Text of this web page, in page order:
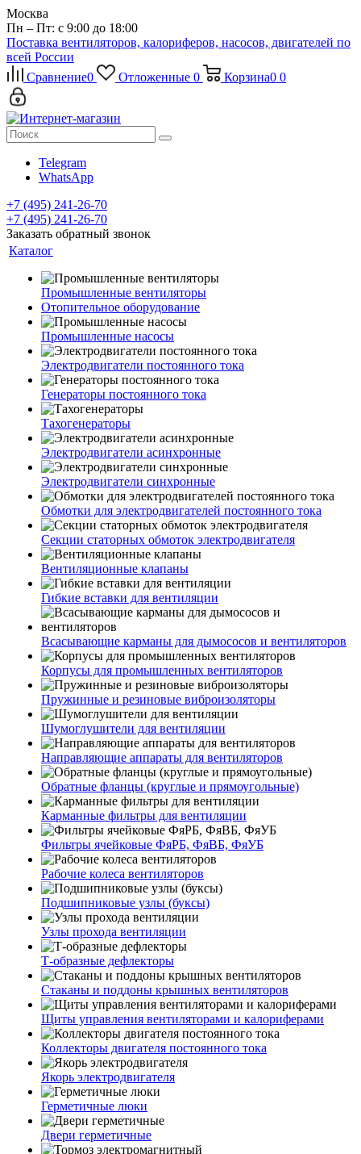
Москва
Пн – Пт: с 9:00 до 18:00
Поставка вентиляторов, калориферов, насосов, двигателей по
всей России
Сравнение0 Отложенные 0 Корзина0 0
Telegram
WhatsApp
+7 (495) 241-26-70
+7 (495) 241-26-70
Заказать обратный звонок
Каталог
Промышленные вентиляторы
Отопительное оборудование
Промышленные насосы
Электродвигатели постоянного тока
Генераторы постоянного тока
Тахогенераторы
Электродвигатели асинхронные
Электродвигатели синхронные
Обмотки для электродвигателей постоянного тока
Секции статорных обмоток электродвигателя
Вентиляционные клапаны
Гибкие вставки для вентиляции
Всасывающие карманы для дымососов и вентиляторов
Корпусы для промышленных вентиляторов
Пружинные и резиновые виброизоляторы
Шумоглушители для вентиляции
Направляющие аппараты для вентиляторов
Обратные фланцы (круглые и прямоугольные)
Карманные фильтры для вентиляции
Фильтры ячейковые ФяРБ, ФяВБ, ФяУБ
Рабочие колеса вентиляторов
Подшипниковые узлы (буксы)
Узлы прохода вентиляции
Т-образные дефлекторы
Стаканы и поддоны крышных вентиляторов
Щиты управления вентиляторами и калориферами
Коллекторы двигателя постоянного тока
Якорь электродвигателя
Герметичные люки
Двери герметичные